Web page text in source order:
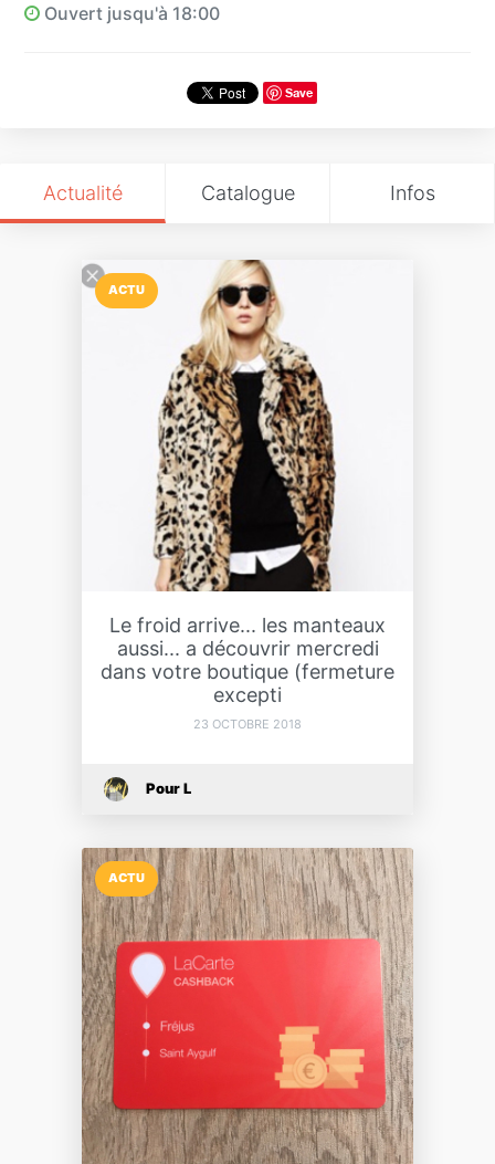
Ouvert jusqu'à 18:00
Save
Actualité Catalogue Infos
ACTU
Le froid arrive... les manteaux
aussi... a découvrir mercredi
dans votre boutique (fermeture
excepti
23 OCTOBRE 2018
Pour L
ACTU